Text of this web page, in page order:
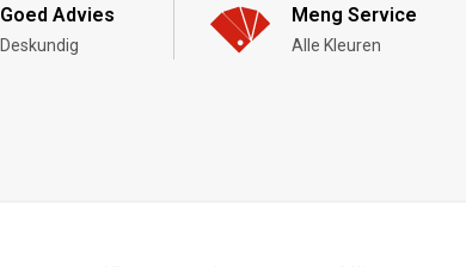
Goed Advies
Deskundig
Meng Service
Alle Kleuren